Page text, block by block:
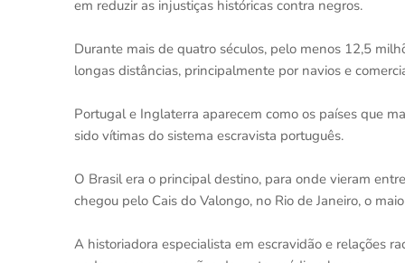
em reduzir as injustiças históricas contra negros.
Durante mais de quatro séculos, pelo menos 12,5
longas distâncias, principalmente por navios e
Portugal e Inglaterra aparecem como os países que
sido vítimas do sistema escravista português.
O Brasil era o principal destino, para onde vieram
chegou pelo Cais do Valongo, no Rio de Janeiro, o
A historiadora especialista em escravidão e relações